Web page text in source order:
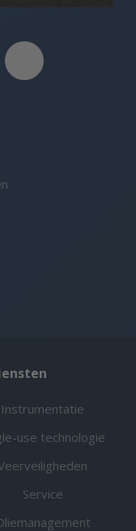
Instrumentatie
use technologie
Service